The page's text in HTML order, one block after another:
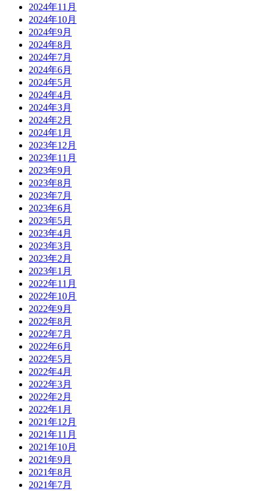
2024年11月
2024年10月
2024年9月
2024年8月
2024年7月
2024年6月
2024年5月
2024年4月
2024年3月
2024年2月
2024年1月
2023年12月
2023年11月
2023年9月
2023年8月
2023年7月
2023年6月
2023年5月
2023年4月
2023年3月
2023年2月
2023年1月
2022年11月
2022年10月
2022年9月
2022年8月
2022年7月
2022年6月
2022年5月
2022年4月
2022年3月
2022年2月
2022年1月
2021年12月
2021年11月
2021年10月
2021年9月
2021年8月
2021年7月